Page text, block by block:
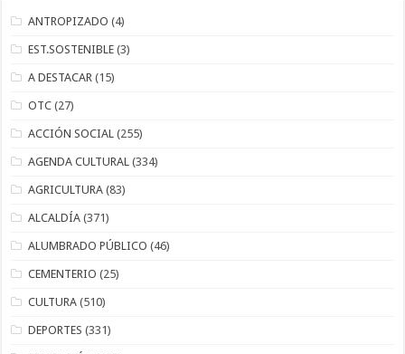
ANTROPIZADO (4)
EST.SOSTENIBLE (3)
A DESTACAR (15)
OTC (27)
ACCIÓN SOCIAL (255)
AGENDA CULTURAL (334)
AGRICULTURA (83)
ALCALDÍA (371)
ALUMBRADO PÚBLICO (46)
CEMENTERIO (25)
CULTURA (510)
DEPORTES (331)